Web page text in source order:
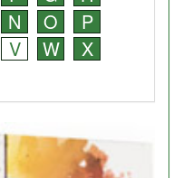
N O
P
V W
X